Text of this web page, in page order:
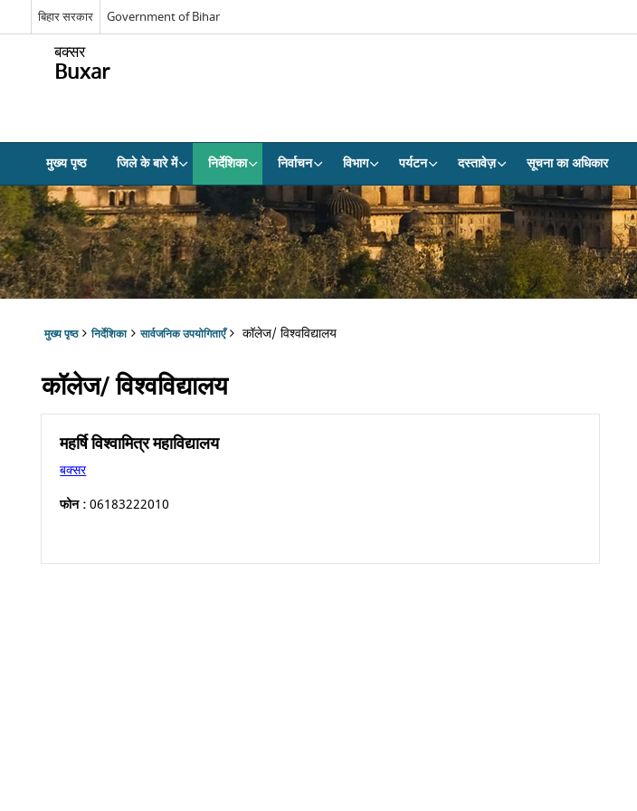
बिहार सरकार Government of Bihar
बक्सर
Buxar
मुख्य पृष्ठ जिले के बारे में निर्देशिका निर्वाचन विभाग पर्यटन दस्तावेज़ सूचना का अधिकार
मुख्य पृष्ठ निर्देशिका सार्वजनिक उपयोगिताएँ कॉलेज/ विश्वविद्यालय
कॉलेज/ विश्वविद्यालय
महर्षि विश्वामित्र महाविद्यालय
बक्सर
फोन :06183222010